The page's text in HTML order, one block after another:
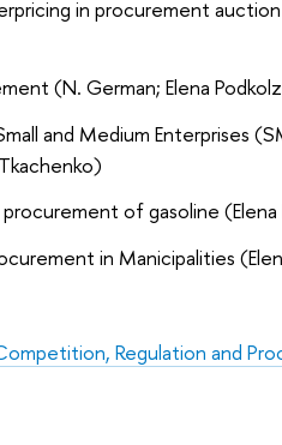
in procurement
(N. German; Elena
and Medium Enterprises
of gasoline (Elena
in Manicipalities
Regulation and